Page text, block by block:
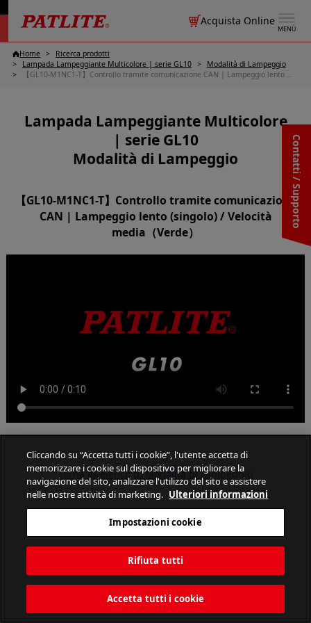
MENÙ
Acquista Online
Contatti / Supporto
Home
Ricerca prodotti
Lampada Lampeggiante Multicolore | serie GL10
Modalità di Lampeggio
【GL10-M1NC1-T】Controllo tramite comunicazione CAN | Lampeggio lento (singolo) / Velocità media（Verde）
Lampada Lampeggiante Multicolore
| serie GL10
Modalità di Lampeggio
【GL10-M1NC1-T】Controllo tramite comunicazione
CAN | Lampeggio lento (singolo) / Velocità
media（Verde）
Torna all'elenco di Modalità di Lampeggio
Cliccando su “Accetta tutti i cookie”, l'utente accetta di
memorizzare i cookie sul dispositivo per migliorare la
navigazione del sito, analizzare l'utilizzo del sito e assistere
nelle nostre attività di marketing. Ulteriori informazioni
Impostazioni cookie
Rifiuta tutti
Accetta tutti i cookie